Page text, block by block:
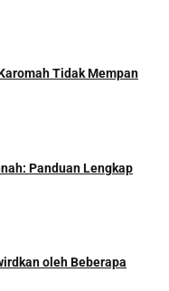
Tidak Mempan
Panduan Lengkap
oleh Beberapa